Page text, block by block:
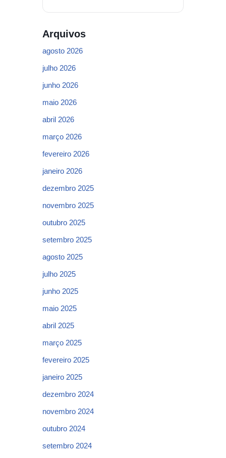
Arquivos
agosto 2026
julho 2026
junho 2026
maio 2026
abril 2026
março 2026
fevereiro 2026
janeiro 2026
dezembro 2025
novembro 2025
outubro 2025
setembro 2025
agosto 2025
julho 2025
junho 2025
maio 2025
abril 2025
março 2025
fevereiro 2025
janeiro 2025
dezembro 2024
novembro 2024
outubro 2024
setembro 2024